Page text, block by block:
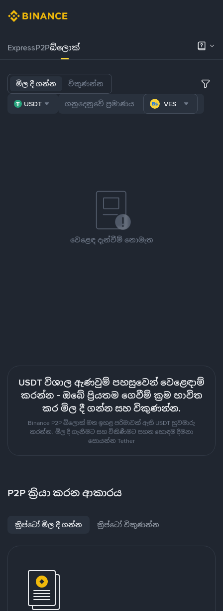
ExpressP2Pබ්ලොක්
මිල දී ගන්න විකුණන්න
USDT VES
වෙළෙඳ දැන්වීම් නොමැත
USDT විශාල ඇණවුම් පහසුවෙන් වෙළෙඳාම්
කරන්න - ඔබේ ප්‍රියතම ගෙවීම් ක්‍රම භාවිත
කර මිල දී ගන්න සහ විකුණන්න.
Binance P2P බ්ලොක් මත ඉහළ පරිමාවක් ඇති USDT හුවමාරු
කරන්න. මිල දී ගැනීමට සහ විකිණීමට පහත හොඳම දීමනා
සොයන්න Tether
P2P ක්‍රියා කරන ආකාරය
ක්‍රිප්ටෝ මිල දී ගන්න ක්‍රිප්ටෝ විකුණන්න